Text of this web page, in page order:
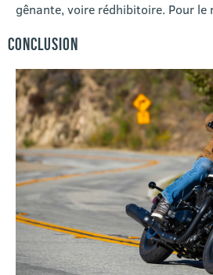
gênante, voire rédhibitoire. Pour le
CONCLUSION